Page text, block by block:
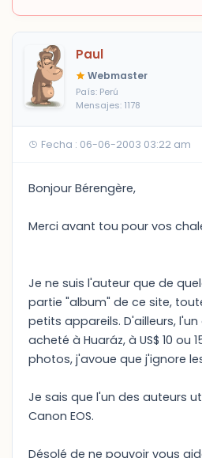
Paul
Webmaster
País: Perú
Mensajes: 1178
Fecha : 06-06-2003 03:22 am
Bonjour Bérengère,
Merci avant tou pour vos
Je ne suis l'auteur que de
partie "album" de ce site,
petits appareils. D'ailleurs,
acheté à Huaráz, à US$ 10 ou
photos, j'avoue que j'ignore
Je sais que l'un des auteurs
Canon EOS.
Désolé de ne pouvoir vous